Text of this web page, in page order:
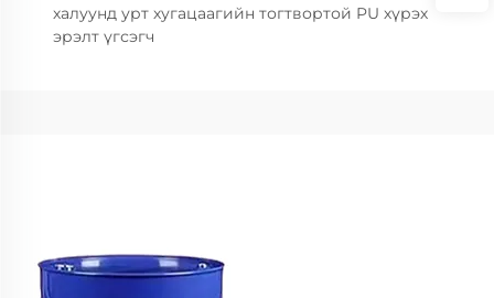
халуунд урт хугацаагийн тогтвортой PU хүрэх
эрэлт үгсэгч